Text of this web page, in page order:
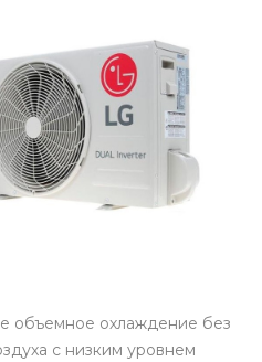
объемное охлаждение без
с низким уровнем